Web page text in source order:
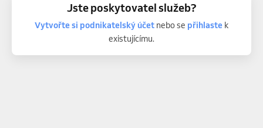
Jste poskytovatel služeb?
Vytvořte si podnikatelský účetnebo se přihlastek
existujícímu.